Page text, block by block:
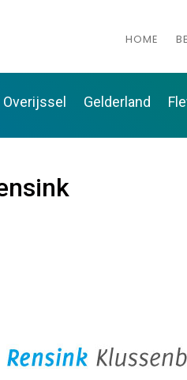
HOME
Overijssel Gelderland